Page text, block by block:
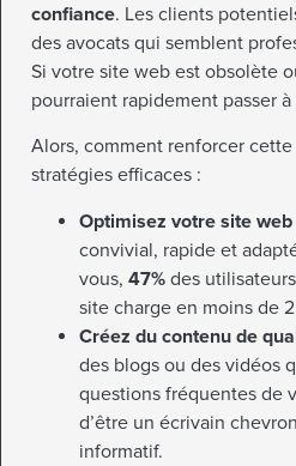
confiance. Les clients
des avocats qui semblent
Si votre site web est obsolète
pourraient rapidement passer
Alors, comment renforcer
stratégies efficaces :
Optimisez votre site web
convivial, rapide et
vous, 47% des
site charge en moins de
Créez du contenu de
des blogs ou des vidéos
questions fréquentes de
d’être un écrivain
informatif.